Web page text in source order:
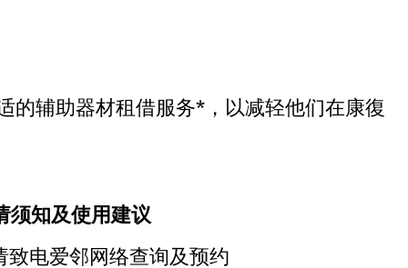
的辅助器材租借服务*，以减轻他们在康復
须知及使用建议
致电爱邻网络查询及预约